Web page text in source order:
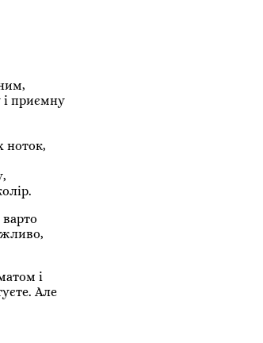
і приємну
ноток,
і
Але